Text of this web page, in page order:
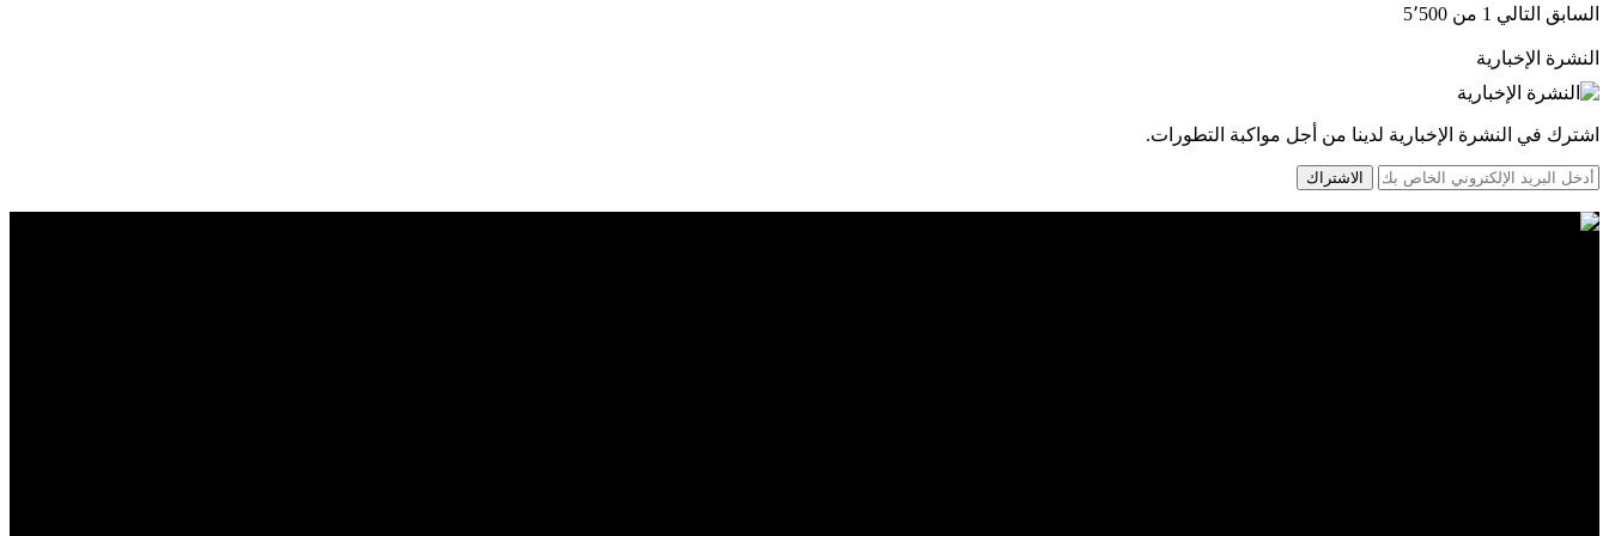
السابق التالي 1 من 5٬500
النشرة الإخبارية
اشترك في النشرة الإخبارية لدينا من أجل مواكبة التطورات.
الاشتراك